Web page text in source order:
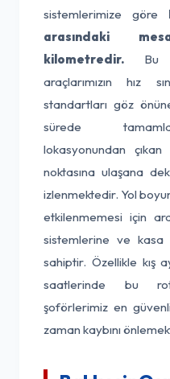
sistemlerimize göre
arasındaki
kilometredir. Bu
araçlarımızın hız
standartları göz
sürede
lokasyonundan çıkan
noktasına ulaşana
izlenmektedir. Yol
etkilenmemesi için
sistemlerine ve kasa
sahiptir. Özellikle kış
saatlerinde bu
şoförlerimiz en
zaman kaybını